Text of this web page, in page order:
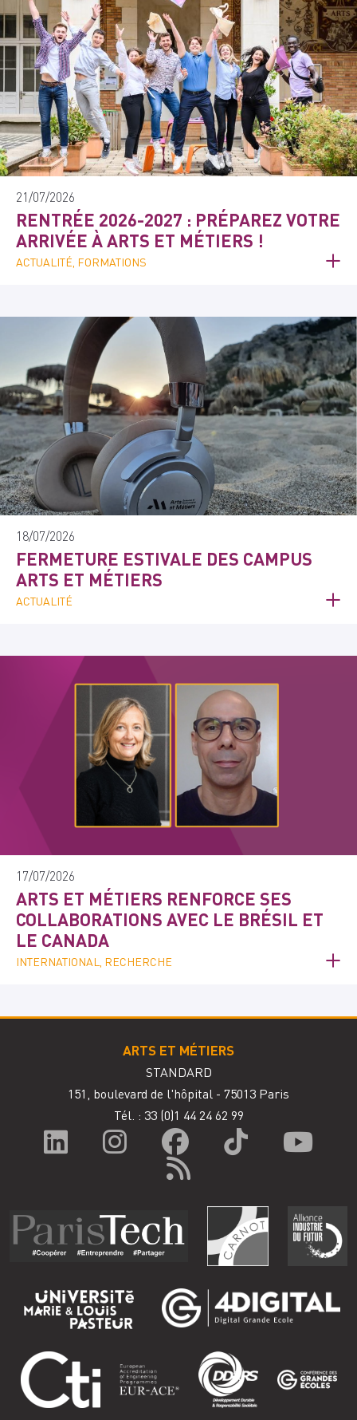
21/07/2026
RENTRÉE 2026-2027 : PRÉPAREZ VOTRE
ARRIVÉE À ARTS ET MÉTIERS !
ACTUALITÉ, FORMATIONS
18/07/2026
FERMETURE ESTIVALE DES CAMPUS
ARTS ET MÉTIERS
ACTUALITÉ
17/07/2026
ARTS ET MÉTIERS RENFORCE SES
COLLABORATIONS AVEC LE BRÉSIL ET
LE CANADA
INTERNATIONAL, RECHERCHE
ARTS ET MÉTIERS
STANDARD
151, boulevard de l'hôpital - 75013 Paris
Tél. : 33 (0)1 44 24 62 99